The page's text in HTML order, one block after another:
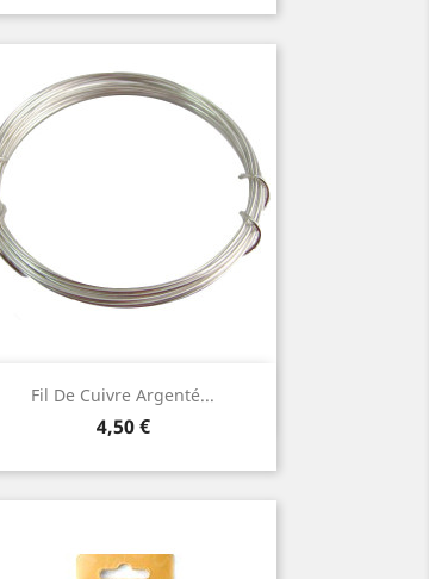
Fil De Cuivre Argenté...
Prix
4,50 €
Aperçu rapide